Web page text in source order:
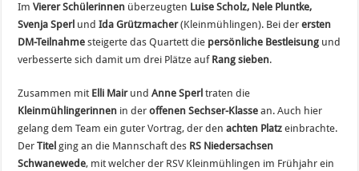
ImVierer Schülerinnen überzeugten Luise Scholz, Nele Pluntke,
Svenja Sperl und Ida Grützmacher(Kleinmühlingen). Bei derersten
DM-Teilnahme steigerte das Quartett die persönliche Bestleisung und
verbesserte sich damit um drei Plätze auf Rang sieben.
Zusammen mit Elli Mair undAnne Sperl traten die
Kleinmühlingerinnen in deroffenen Sechser-Klasse an. Auch hier
gelang dem Team ein guter Vortrag, der denachten Platz einbrachte.
DerTitel ging an die Mannschaft des RS Niedersachsen
Schwanewede, mit welcher der RSV Kleinmühlingen im Frühjahr ein